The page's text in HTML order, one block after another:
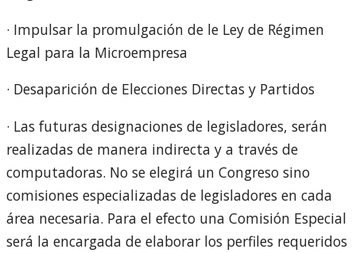
· Impulsar la promulgación de le Ley de Régimen
Legal para la Microempresa
· Desaparición de Elecciones Directas y Partidos
· Las futuras designaciones de legisladores, serán
realizadas de manera indirecta y a través de
computadoras. No se elegirá un Congreso sino
comisiones especializadas de legisladores en cada
área necesaria. Para el efecto una Comisión Especial
será la encargada de elaborar los perfiles requeridos